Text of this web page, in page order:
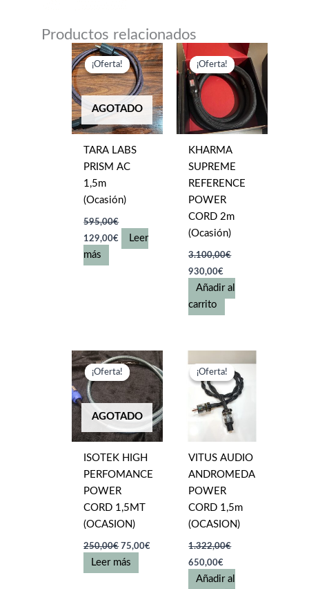
Productos relacionados
¡Oferta!
AGOTADO
¡Oferta!
TARA LABS
PRISM AC
1,5m
(Ocasión)
595,00€
El
precio
original
129,00€
precio
Leer
más
¡Oferta!
¡Oferta!
KHARMA
SUPREME
REFERENCE
POWER
CORD 2m
(Ocasión)
3.100,00€
El
precio
original
era:
3.100,00€.
930,00€
precio
actual
930,00€.
Añadir al
carrito
¡Oferta!
AGOTADO
¡Oferta!
ISOTEK HIGH
PERFOMANCE
POWER
CORD 1,5MT
(OCASION)
250,00€El
precio
original
75,00€
Leer más
¡Oferta!
¡Oferta!
VITUS AUDIO
ANDROMEDA
POWER
CORD 1,5m
(OCASION)
1.322,00€
El
precio
original
650,00€
precio
actual
Añadir al